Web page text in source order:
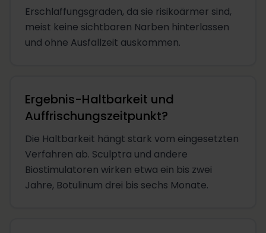
Erschlaffungsgraden, da sie risikoärmer sind,
meist keine sichtbaren Narben hinterlassen
und ohne Ausfallzeit auskommen.
Ergebnis-Haltbarkeit und
Auffrischungszeitpunkt?
Die Haltbarkeit hängt stark vom eingesetzten
Verfahren ab. Sculptra und andere
Biostimulatoren wirken etwa ein bis zwei
Jahre, Botulinum drei bis sechs Monate.